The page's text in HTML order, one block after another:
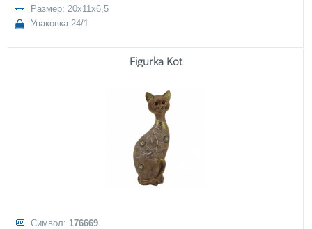
Размер: 20x11x6,5
Упаковка 24/1
Figurka Kot
Символ: 176669